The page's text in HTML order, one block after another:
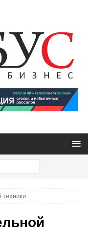
техники